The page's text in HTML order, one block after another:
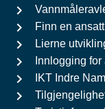
Finn en
Lierne
Innlogging
IKT Indre